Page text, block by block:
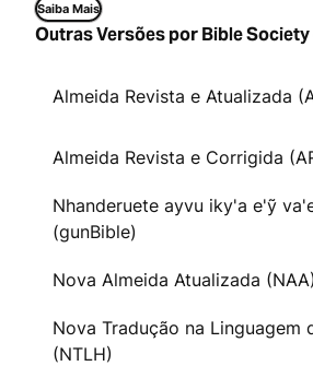
Saiba Mais
Outras Versões por Bible
Almeida Revista e Atualizada
Almeida Revista e Corrigida
Nhanderuete ayvu iky'a e'ỹ
(gunBible)
Nova Almeida Atualizada (NAA)
Nova Tradução na Linguagem
(NTLH)